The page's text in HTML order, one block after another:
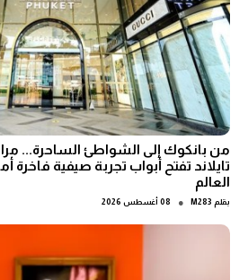
من بانكوك إلى الشواطئ الساحرة...
تايلاند تفتح أبواب تجربة صيفية فاخرة
العالم
بقلم M283
● 08 أغسطس 2026